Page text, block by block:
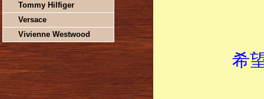
Tommy Hilfiger
Versace
Vivienne Westwood
希